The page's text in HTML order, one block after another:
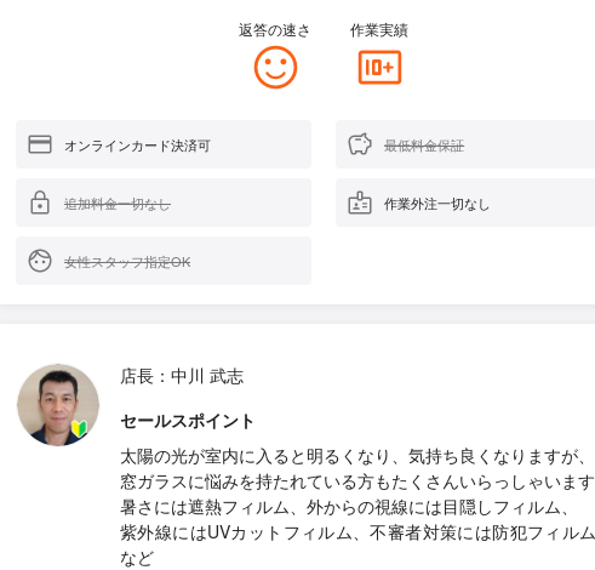
返答の速さ 作業実績
オンラインカード決済可 最低料金保証
追加料金一切なし 作業外注一切なし
女性スタッフ指定OK
店長：中川 武志
セールスポイント
太陽の光が室内に入ると明るくなり、気持ち良くなりますが、
窓ガラスに悩みを持たれている方もたくさんいらっしゃいま
暑さには遮熱フィルム、外からの視線には目隠しフィルム、
紫外線にはUVカットフィルム、不審者対策には防犯フィル
など